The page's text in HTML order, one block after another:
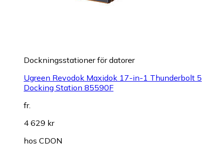
Dockningsstationer för datorer
Ugreen Revodok Maxidok 17-in-1 Thunderbolt 5
Docking Station 85590F
fr.
4 629 kr
hos CDON